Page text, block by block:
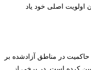
اولویت اصلی خود یاد
حاکمیت در مناطق آزادشده بر